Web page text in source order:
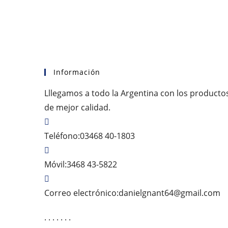
Información
Lllegamos a todo la Argentina con los
de mejor calidad.
Teléfono:03468 40-1803
Móvil:3468 43-5822
Correo electrónico:danielgnant64@gmail.com
. . . . . . .